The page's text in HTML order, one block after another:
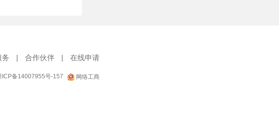
务 | 合作伙伴 | 在线申请
ICP备14007955号-157 网络工商